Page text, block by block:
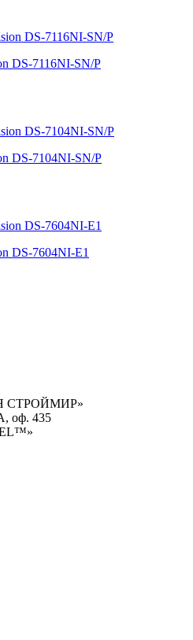
DS-7116NI-SN/P
DS-7104NI-SN/P
DS-7604NI-E1
СТРОЙМИР»
оф. 435